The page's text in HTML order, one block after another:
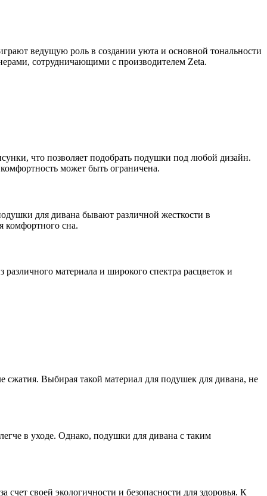
ведущую роль в создании уюта и основной тональности
сотрудничающими с производителем Zeta.
что позволяет подобрать подушки под любой дизайн.
может быть ограничена.
для дивана бывают различной жесткости в
комфортного сна.
материала и широкого спектра расцветок и
Выбирая такой материал для подушек для дивана, не
в уходе. Однако, подушки для дивана с таким
своей экологичности и безопасности для здоровья. К